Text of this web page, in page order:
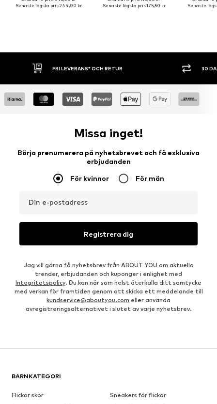
Senaste lägsta pris:244,00 kr
Senaste lägsta pris:175,50 kr
Senaste
FRI LEVERANS* OCH RETUR 30 DAGARS
Missa inget!
Börja prenumerera på nyhetsbrevet och få exklusiva
erbjudanden
För kvinnor För män
Din e-postadress
Registrera dig
Jag vill gärna få nyhetsbrev från ABOUT YOU om aktuella
trender, erbjudanden och kuponger i enlighet med
Integritetspolicy. Du kan när som helst återkalla ditt samtycke
med verkan för framtiden genom att skicka ett meddelande till
kundservice@aboutyou.com eller använda
avregistreringsalternativet i slutet av varje nyhetsbrev.
BARNKATEGORI
Flickor skor
Sneakers för flickor